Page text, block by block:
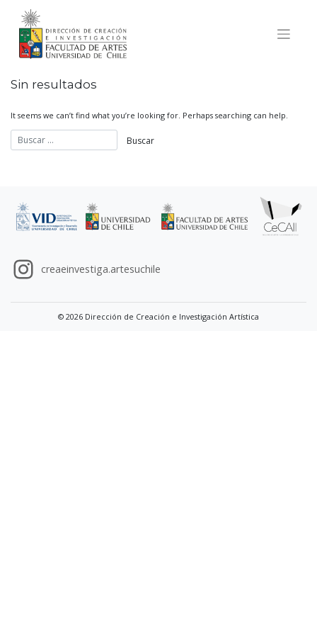
content
Sin resultados
It seems we can’t find what you’re looking for. Perhaps searching can help.
creaeinvestiga.artesuchile
© 2026 Dirección de Creación e Investigación Artística